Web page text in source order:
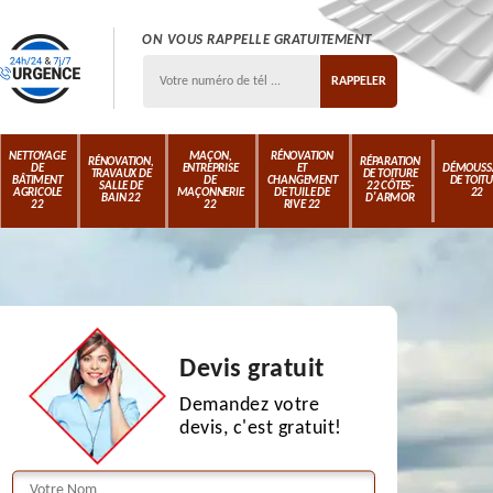
ON VOUS RAPPELLE GRATUITEMENT
NETTOYAGE
DE
BÂTIMENT
AGRICOLE
22
RÉNOVATION,
TRAVAUX DE
SALLE DE
BAIN 22
MAÇON,
ENTREPRISE
DE
MAÇONNERIE
22
RÉNOVATION
ET
CHANGEMENT
DE TUILE DE
RIVE 22
RÉPARATION
DE TOITURE
22 CÔTES-
D'ARMOR
DE
22
Devis gratuit
Demandez votre
devis, c'est gratuit!